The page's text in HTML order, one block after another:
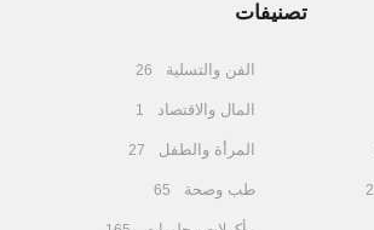
تصنيفات
2
الفن والتسلية 26
المال والاقتصاد 1
المرأة والطفل 27
طب وصحة 65